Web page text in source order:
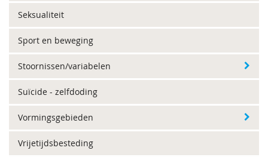
Seksualiteit
Sport en beweging
Stoornissen/variabelen
Suïcide - zelfdoding
Vormingsgebieden
Vrijetijdsbesteding